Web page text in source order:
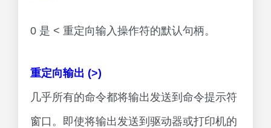
0 是 < 重定向输入操作符的默认句柄。
重定向输出 (>)
几乎所有的命令都将输出发送到命令提示符
窗口。即使将输出发送到驱动器或打印机的